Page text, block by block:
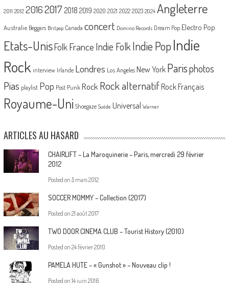
2011 2012 20162017 2018 2019 2020 2021 2022 2023 2024 Angleterre
Australie Beggars Britpop Canada concert Domino Records Dream Pop Electro Pop
Etats-UnisFolk France Indie FolkIndie PopIndie
Rock interview Irlande Londres Los Angeles New York Parisphotos
Pias playlist Pop Post Punk Rock Rock alternatif Rock Français
Royaume-Uni Shoegaze Suède Universal Warner
ARTICLES AU HASARD
CHAIRLIFT – La Maroquinerie – Paris, mercredi 29 février
2012
Posted on 5 mars 2012
SOCCER MOMMY – Collection (2017)
Posted on 21 août 2017
TWO DOOR CINEMA CLUB – Tourist History (2010)
Posted on 24 février 2010
PAMELA HUTE – « Gunshot » – Nouveau clip !
Posted on 14 juin 2016